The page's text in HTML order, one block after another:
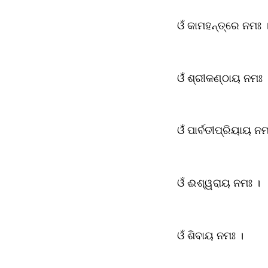
ଓଁ କାମହନ୍ତ୍ରେ ନମଃ ।
ଓଁ ଶ୍ରୀକଣ୍ଠାୟ ନମଃ
ଓଁ ପାର୍ବତୀପ୍ରିୟାୟ
ଓଁ ଈଶ୍ୱରାୟ ନମଃ ।
ଓଁ ଶିବାୟ ନମଃ ।